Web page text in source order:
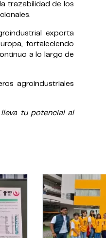
trazabilidad de los
exporta
fortaleciendo
a lo largo de
agroindustriales
lleva tu potencial al